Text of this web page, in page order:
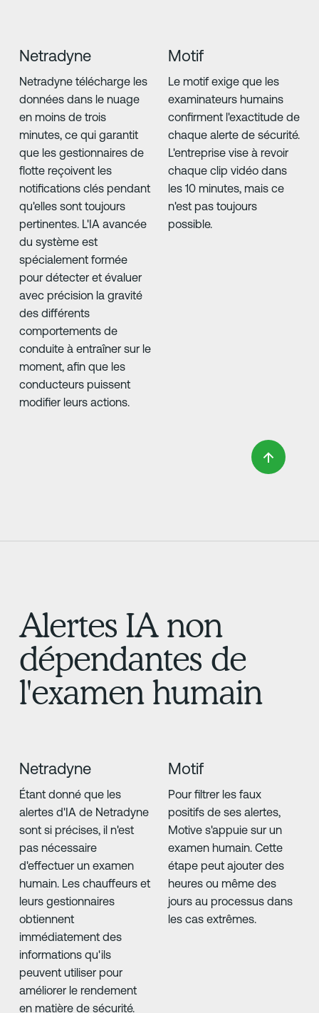
Netradyne
Netradyne télécharge les
données dans le nuage
en moins de trois
minutes, ce qui garantit
que les gestionnaires de
flotte reçoivent les
notifications clés pendant
qu'elles sont toujours
pertinentes. L'IA avancée
du système est
spécialement formée
pour détecter et évaluer
avec précision la gravité
des différents
comportements de
conduite à entraîner sur le
moment, afin que les
conducteurs puissent
modifier leurs actions.
Motif
Le motif exige que les
examinateurs humains
confirment l'exactitude de
chaque alerte de sécurité.
L'entreprise vise à revoir
chaque clip vidéo dans
les 10 minutes, mais ce
n'est pas toujours
possible.
Alertes IA non
dépendantes de
l'examen humain
Netradyne
Étant donné que les
alertes d'IA de Netradyne
sont si précises, il n'est
pas nécessaire
d'effectuer un examen
humain. Les chauffeurs et
leurs gestionnaires
obtiennent
immédiatement des
informations qu'ils
peuvent utiliser pour
améliorer le rendement
en matière de sécurité.
Motif
Pour filtrer les faux
positifs de ses alertes,
Motive s'appuie sur un
examen humain. Cette
étape peut ajouter des
heures ou même des
jours au processus dans
les cas extrêmes.